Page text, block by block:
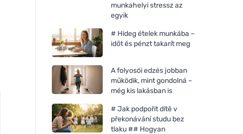
munkahelyi stressz az
egyik
# Hideg ételek munkába –
időt és pénzt takarít meg
A folyosói edzés jobban
működik, mint gondolná –
még kis lakásban is
# Jak podpořit dítě v
překonávání studu bez
tlaku ## Hogyan